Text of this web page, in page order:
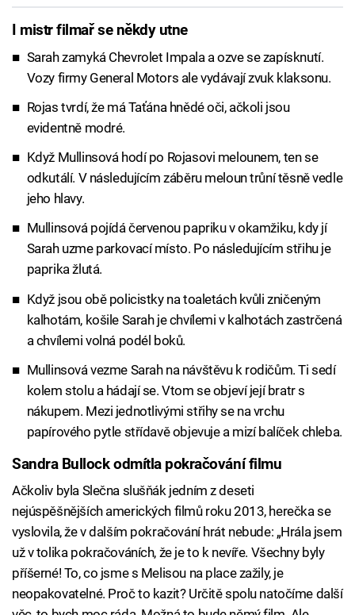
I mistr filmař se někdy utne
Sarah zamyká Chevrolet Impala a ozve se zapísknutí.
Vozy firmy General Motors ale vydávají zvuk klaksonu.
Rojas tvrdí, že má Taťána hnědé oči, ačkoli jsou
evidentně modré.
Když Mullinsová hodí po Rojasovi melounem, ten se
odkutálí. V následujícím záběru meloun trůní těsně vedle
jeho hlavy.
Mullinsová pojídá červenou papriku v okamžiku, kdy jí
Sarah uzme parkovací místo. Po následujícím střihu je
paprika žlutá.
Když jsou obě policistky na toaletách kvůli zničeným
kalhotám, košile Sarah je chvílemi v kalhotách zastrčená
a chvílemi volná podél boků.
Mullinsová vezme Sarah na návštěvu k rodičům. Ti sedí
kolem stolu a hádají se. Vtom se objeví její bratr s
nákupem. Mezi jednotlivými střihy se na vrchu
papírového pytle střídavě objevuje a mizí balíček chleba.
Sandra Bullock odmítla pokračování filmu
Ačkoliv byla Slečna slušňák jedním z deseti
nejúspěšnějších amerických filmů roku 2013, herečka se
vyslovila, že v dalším pokračování hrát nebude: „Hrála jsem
už v tolika pokračováních, že je to k nevíře. Všechny byly
příšerné! To, co jsme s Melisou na place zažily, je
neopakovatelné. Proč to kazit? Určitě spolu natočíme další